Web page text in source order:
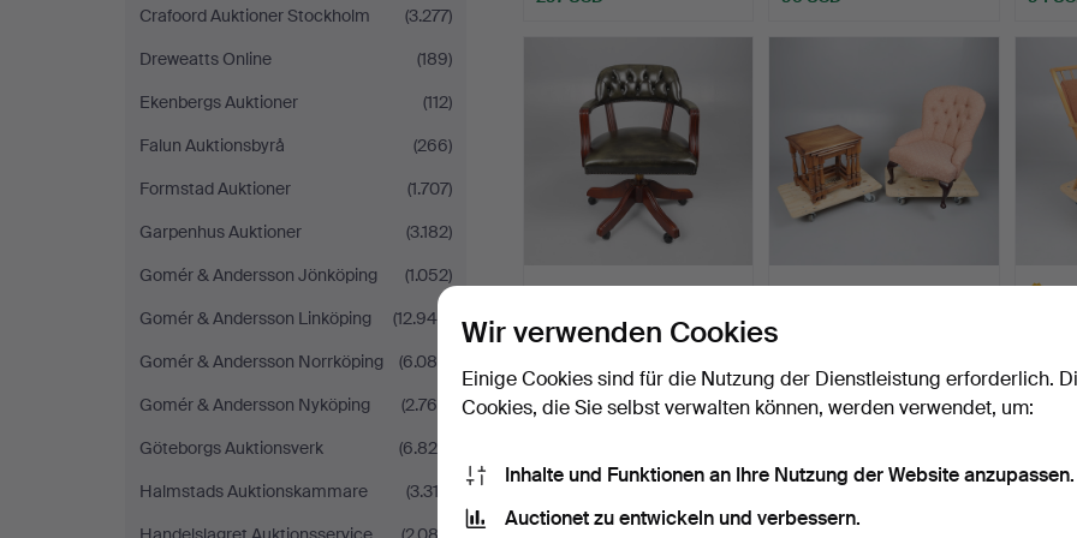
Crafoord Auktioner Stockholm
(3.277)
Dreweatts Online
(189)
Ekenbergs Auktioner
(112)
Falun Auktionsbyrå
(266)
Formstad Auktioner
(1.707)
Garpenhus Auktioner
(3.182)
Gomér & Andersson Jönköping
(1.052)
Gomér & Andersson Linköping
(12.945)
Gomér & Andersson Norrköping
(6.086)
Gomér & Andersson Nyköping
(2.766)
Göteborgs Auktionsverk
(6.820)
Halmstads Auktionskammare
(3.313)
SCHREIBTISCHSTUHL IM
Beendet 30. Mär 2026
12 Gebote
95 USD
STILLSTUHL MIT
1 Gebot
41 USD
3
95
Wir verwenden Cookies
Einige Cookies sind für die Nutzung der Dienstleistung erforderlich.
Cookies, die Sie selbst verwalten können, werden verwendet, um:
Inhalte und Funktionen an Ihre Nutzung der Website anzupassen.
Auctionet zu entwickeln und verbessern.